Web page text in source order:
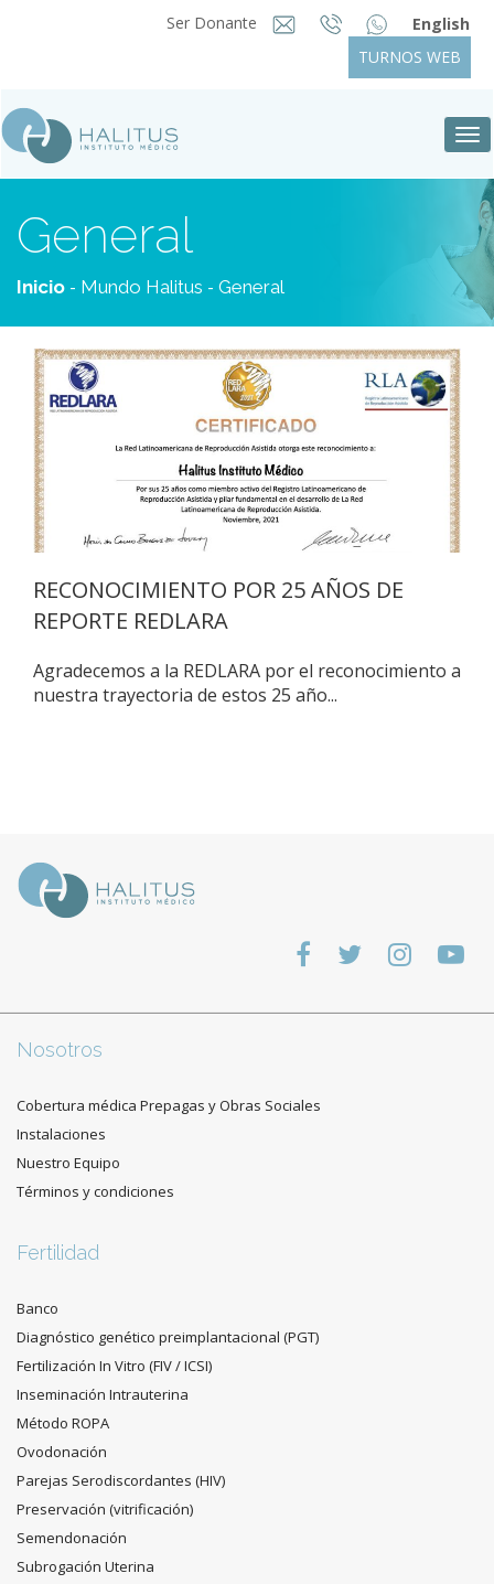
Ser Donante
English
TURNOS WEB
General
Inicio - Mundo Halitus - General
RECONOCIMIENTO POR 25 AÑOS DE
REPORTE REDLARA
Agradecemos a la REDLARA por el reconocimiento a
nuestra trayectoria de estos 25 año...
Nosotros
Cobertura médica Prepagas y Obras Sociales
Instalaciones
Nuestro Equipo
Términos y condiciones
Fertilidad
Banco
Diagnóstico genético preimplantacional (PGT)
Fertilización In Vitro (FIV / ICSI)
Inseminación Intrauterina
Método ROPA
Ovodonación
Parejas Serodiscordantes (HIV)
Preservación (vitrificación)
Semendonación
Subrogación Uterina